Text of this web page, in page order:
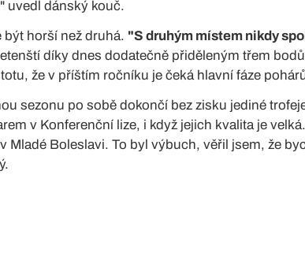
uvedl dánský kouč.
být horší než druhá. "S druhým místem nikdy
díky dnes dodatečně přiděleným třem
že v příštím ročníku je čeká hlavní fáze
sezonu po sobě dokončí bez zisku jediné
v Konferenční lize, i když jejich kvalita je
Mladé Boleslavi. To byl výbuch, věřil jsem, že